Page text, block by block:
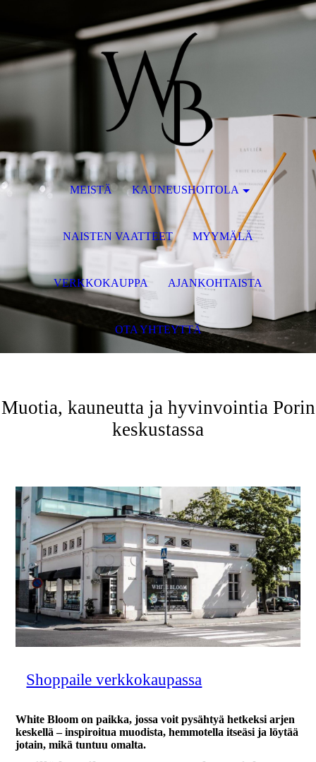
Muotia, kauneutta ja hyvinvointia Porin
keskustassa
Shoppaile verkkokaupassa
White Bloom on paikka, jossa voit pysähtyä hetkeksi arjen
keskellä – inspiroitua muodista, hemmotella itseäsi ja löytää
jotain, mikä tuntuu omalta.
MEISTÄ KAUNEUSHOITOLA
NAISTEN VAATTEET MYYMÄLÄ
VERKKOKAUPPA AJANKOHTAISTA
OTA YHTEYTTÄ